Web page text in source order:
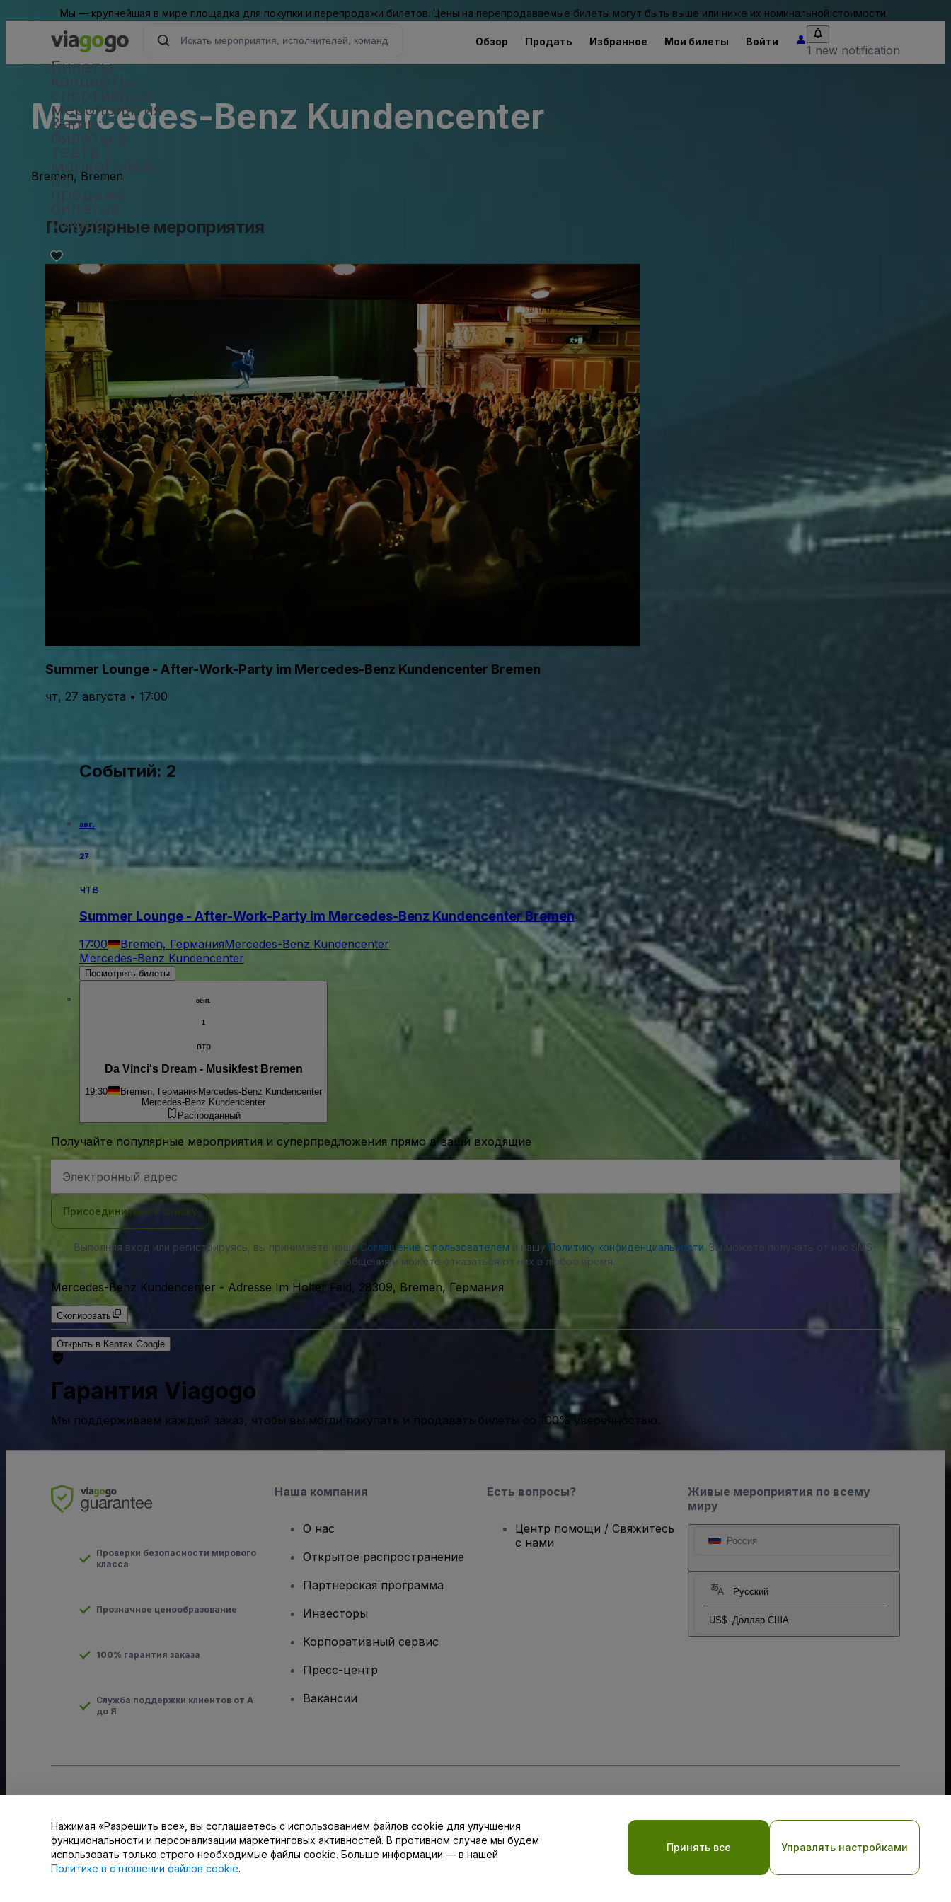
Мы — крупнейшая в мире площадка для покупки и перепродажи билетов. Цены на перепродаваемые билеты могут быть выше или ниже их номинальной стоимости.
Билеты -
мероприятия
&amp;
по
viagogo
Обзор Продать Избранное Мои билеты Войти
1 new notification
Mercedes-Benz Kundencenter
Bremen, Bremen
Популярные мероприятия
Summer Lounge - After-Work-Party im Mercedes-Benz Kundencenter Bremen
чт, 27 августа • 17:00
Событий: 2
авг.
27
чтв
Summer Lounge - After-Work-Party im Mercedes-Benz Kundencenter Bremen
17:00 Bremen, ГерманияMercedes-Benz Kundencenter
Mercedes-Benz Kundencenter
Посмотреть билеты
сент.
1
втр
Da Vinci's Dream - Musikfest Bremen
19:30 Bremen, Германия Mercedes-Benz Kundencenter
Mercedes-Benz Kundencenter
Распроданный
Получайте популярные мероприятия и суперпредложения прямо в ваши входящие
электронной
Присоединиться к списку
Выполняя вход или регистрируясь, вы принимаете нашеСоглашение с пользователем и нашу Политику конфиденциальности. Вы можете получать от нас SMS-
сообщения и можете отказаться от них в любое время.
Mercedes-Benz Kundencenter - Adresse Im Holter Feld, 28309, Bremen, Германия
Скопировать
Открыть в Картах Google
Гарантия Viagogo
Мы поддерживаем каждый заказ, чтобы вы могли покупать и продавать билеты со 100% уверенностью.
Живые мероприятия по всему
миру
Россия
Русский
US$ Доллар США
Проверки безопасности мирового
класса
Прозначное ценообразование
100% гарантия заказа
Служба поддержки клиентов от А
до Я
Наша компания
О нас
Открытое распространение
Партнерская программа
Инвесторы
Корпоративный сервис
Пресс-центр
Вакансии
Есть вопросы?
Центр помощи / Свяжитесь
с нами
для мобильных устройств
Не передавайте мою личную информацию третьим лицам/Ваши настройки конфиденциальности
Нажимая «Разрешить все», вы соглашаетесь с использованием файлов cookie для улучшения
функциональности и персонализации маркетинговых активностей. В противном случае мы будем
использовать только строго необходимые файлы cookie. Больше информации — в нашей
Политике в отношении файлов cookie.
Принять все Управлять настройками